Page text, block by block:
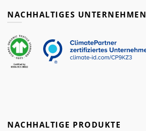
NACHHALTIGES UNTERNEHMEN
NACHHALTIGE PRODUKTE